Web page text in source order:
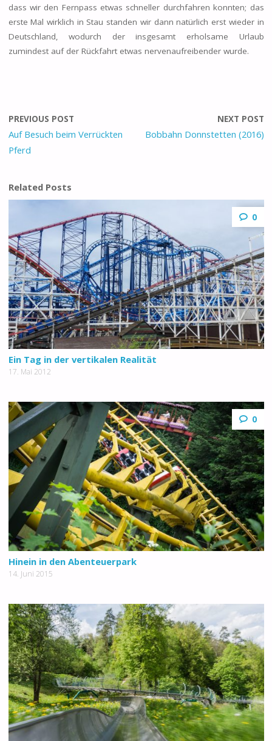
dass wir den Fernpass etwas schneller durchfahren konnten; das
erste Mal wirklich in Stau standen wir dann natürlich erst wieder in
Deutschland, wodurch der insgesamt erholsame Urlaub
zumindest auf der Rückfahrt etwas nervenaufreibender wurde.
PREVIOUS POST
Auf Besuch beim Verrückten
Pferd
NEXT POST
Bobbahn Donnstetten (2016)
Related Posts
0
Ein Tag in der vertikalen Realität
17. Mai 2012
0
Hinein in den Abenteuerpark
14. Juni 2015